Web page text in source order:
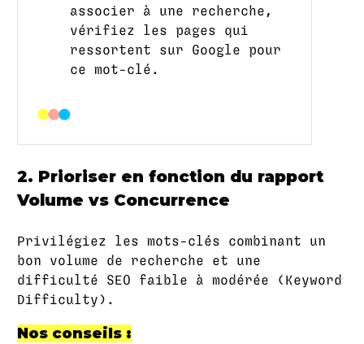
associer à une recherche,
vérifiez les pages qui
ressortent sur Google pour
ce mot-clé.
2. Prioriser en fonction du rapport
Volume vs Concurrence
Privilégiez les mots-clés combinant un
bon volume de recherche et une
difficulté SEO faible à modérée (Keyword
Difficulty).
Nos conseils :